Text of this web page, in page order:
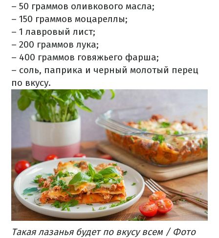
– 50 граммов оливкового масла;
– 150 граммов моцареллы;
– 1 лавровый лист;
– 200 граммов лука;
– 400 граммов говяжьего фарша;
– соль, паприка и черный молотый перец
по вкусу.
Такая лазанья будет по вкусу всем / Фото